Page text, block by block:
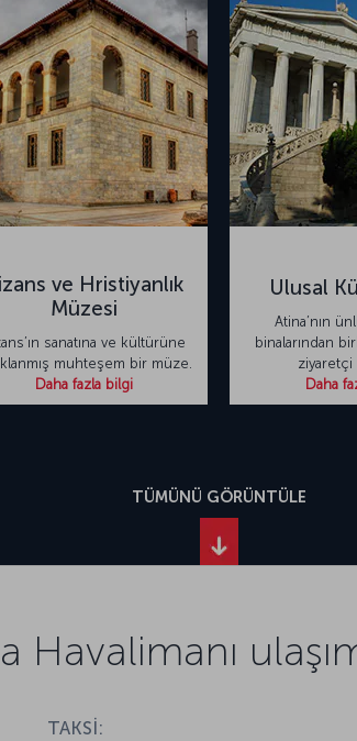
ve Hristiyanlık
Müzesi
sanatına ve kültürüne
muhteşem bir müze.
Daha fazla bilgi
Ulusal
Atina’nın
binalarından
Daha
TÜMÜNÜ GÖRÜNTÜLE
Havalimanı
TAKSİ: